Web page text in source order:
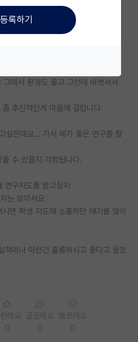
판
입니다.
님도 계시고
님도 계신데요
래서 환경도 좋고 그런데 바쁘셔서
후진적인게 마음에 걸립니다.
싶은데요… 가서 제가 좋은 연구를 할
수 있을지 걱정됩니다.
연구지도를 받고싶지
는 않아서요
면 학생 지도에 소홀하단 얘기를 많이
적이나 이런건 훌륭하시고 좋다고 들었
록하기